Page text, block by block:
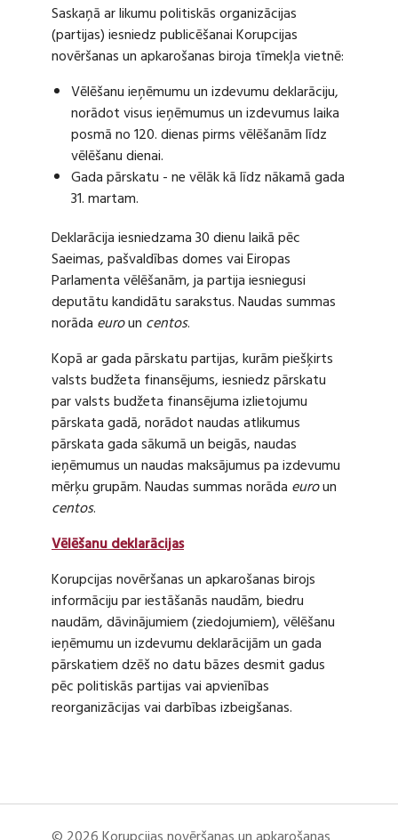
Saskaņā ar likumu politiskās organizācijas
(partijas) iesniedz publicēšanai Korupcijas
novēršanas un apkarošanas biroja tīmekļa vietnē:
Vēlēšanu ieņēmumu un izdevumu deklarāciju,
norādot visus ieņēmumus un izdevumus laika
posmā no 120. dienas pirms vēlēšanām līdz
vēlēšanu dienai.
Gada pārskatu - ne vēlāk kā līdz nākamā gada
31. martam.
Deklarācija iesniedzama 30 dienu laikā pēc
Saeimas, pašvaldības domes vai Eiropas
Parlamenta vēlēšanām, ja partija iesniegusi
deputātu kandidātu sarakstus. Naudas summas
norāda euroun centos.
Kopā ar gada pārskatu partijas, kurām piešķirts
valsts budžeta finansējums, iesniedz pārskatu
par valsts budžeta finansējuma izlietojumu
pārskata gadā, norādot naudas atlikumus
pārskata gada sākumā un beigās, naudas
ieņēmumus un naudas maksājumus pa izdevumu
mērķu grupām. Naudas summas norāda euroun
centos.
Vēlēšanu deklarācijas
Korupcijas novēršanas un apkarošanas birojs
informāciju par iestāšanās naudām, biedru
naudām, dāvinājumiem (ziedojumiem), vēlēšanu
ieņēmumu un izdevumu deklarācijām un gada
pārskatiem dzēš no datu bāzes desmit gadus
pēc politiskās partijas vai apvienības
reorganizācijas vai darbības izbeigšanas.